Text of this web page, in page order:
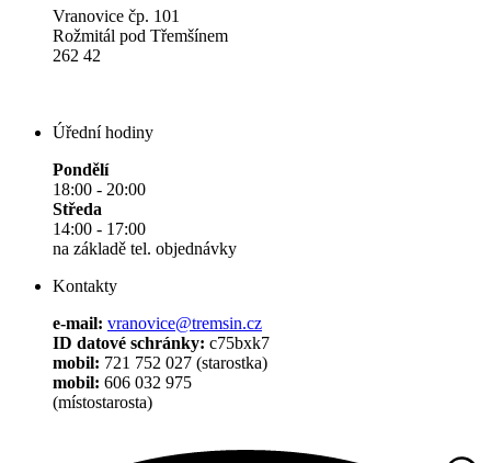
Vranovice čp. 101
Rožmitál pod Třemšínem
262 42
Úřední hodiny
Pondělí
18:00 - 20:00
Středa
14:00 - 17:00
na základě tel. objednávky
Kontakty
e-mail: vranovice@tremsin.cz
ID datové schránky: c75bxk7
mobil: 721 752 027 (starostka)
mobil: 606 032 975
(místostarosta)